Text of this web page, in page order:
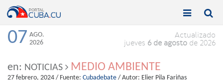
Toggle

Toggle

07 AGO.
2026
Actualizado
jueves 6 de agosto de 2026
en: NOTICIAS MEDIO AMBIENTE
27 febrero, 2024 / Fuente: Cubadebate / Autor: Elier Pila Fariñas